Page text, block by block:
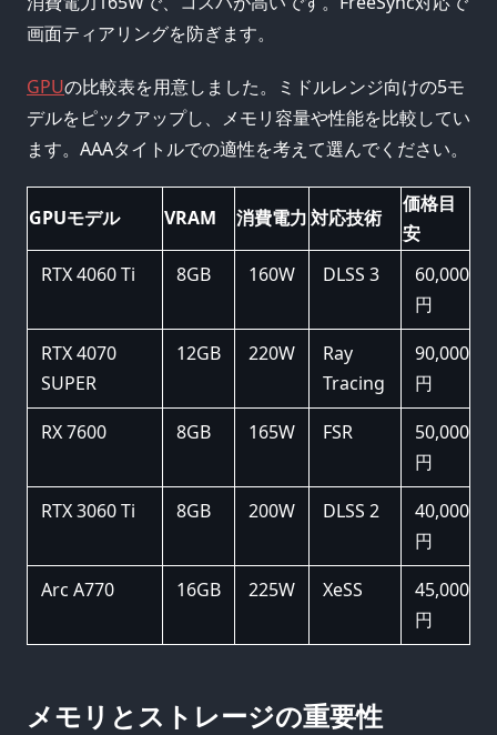
画面ティアリングを防ぎます。
GPUの比較表を用意しました。ミドルレンジ向けの5モ
デルをピックアップし、メモリ容量や性能を比較してい
ます。AAAタイトルでの適性を考えて選んでください。
GPUモデル VRAM 消費電力対応技術
価格目
安
RTX 4060 Ti
8GB 160W DLSS 3
60,000
円
RTX 4070
SUPER
12GB 220W
Ray
Tracing
90,000
円
RX 7600
8GB 165W FSR
50,000
円
RTX 3060 Ti
8GB 200W DLSS 2
40,000
円
Arc A770
16GB 225W XeSS
45,000
円
メモリとストレージの重要性